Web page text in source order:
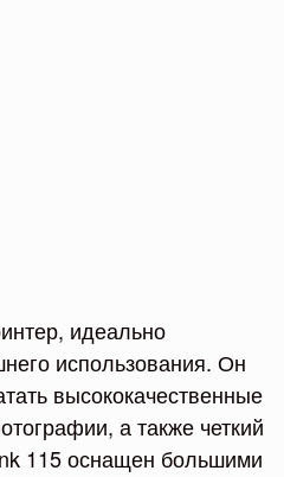
идеально
использования. Он
высококачественные
а также четкий
115 оснащен большими